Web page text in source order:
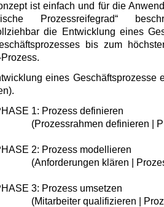
ist einfach und für die
Prozessreifegrad“
die Entwicklung eines
bis zum
eines Geschäftsprozesse
1: Prozess definieren
(Prozessrahmen definieren |
2: Prozess modellieren
(Anforderungen klären |
3: Prozess umsetzen
(Mitarbeiter qualifizieren |